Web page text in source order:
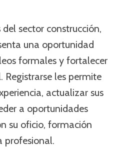
sector construcción,
una oportunidad
formales y fortalecer
Registrarse les permite
actualizar sus
a oportunidades
su oficio, formación
profesional.